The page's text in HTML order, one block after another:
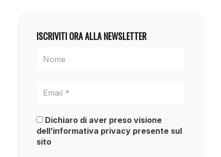
ISCRIVITI ORA ALLA NEWSLETTER
Dichiaro di aver preso visione
dell’informativa privacy presente sul
sito